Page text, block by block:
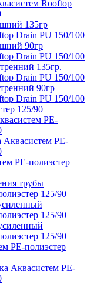
Rooftop
135гр
Drain PU 150/100
90гр
Drain PU 150/100
135гр.
Drain PU 150/100
90гр
Drain PU 150/100
125/90
PE-
Аквасистем PE-
PE-полиэстер
трубы
125/90
125/90
125/90
РЕ-полиэстер
Аквасистем PE-